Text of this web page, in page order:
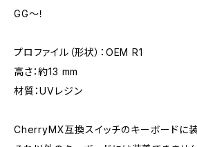
GG～！
プロファイル（形状）：OEM R1
高さ：約13 mm
材質：UVレジン
CherryMX互換スイッチのキーボードに装